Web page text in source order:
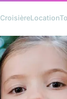
CroisièreLocation